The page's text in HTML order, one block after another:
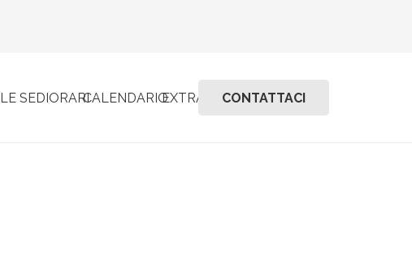
LE SEDIORARICALENDARIOEXTRA CONTATTACI